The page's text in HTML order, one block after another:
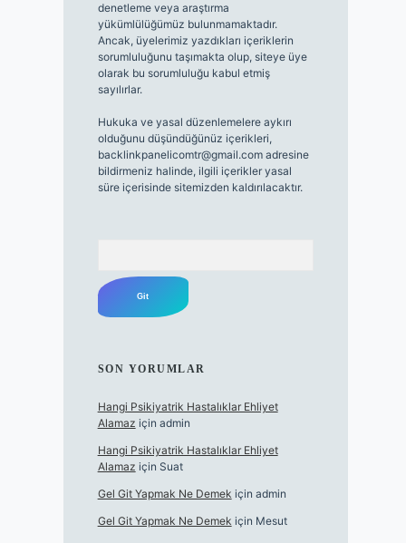
denetleme veya araştırma
yükümlülüğümüz bulunmamaktadır.
Ancak, üyelerimiz yazdıkları içeriklerin
sorumluluğunu taşımakta olup, siteye üye
olarak bu sorumluluğu kabul etmiş
sayılırlar.
Hukuka ve yasal düzenlemelere aykırı
olduğunu düşündüğünüz içerikleri,
backlinkpanelicomtr@gmail.comadresine
bildirmeniz halinde, ilgili içerikler yasal
süre içerisinde sitemizden kaldırılacaktır.
SON YORUMLAR
Hangi Psikiyatrik Hastalıklar Ehliyet
Alamaz için admin
Hangi Psikiyatrik Hastalıklar Ehliyet
Alamaz için Suat
Gel Git Yapmak Ne Demek için admin
Gel Git Yapmak Ne Demek için Mesut